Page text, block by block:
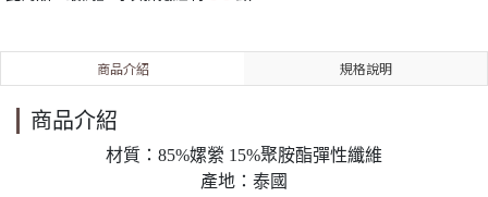
商品介紹 規格說明
商品介紹
材質：85%嫘縈 15%聚胺酯彈性纖維
產地：泰國